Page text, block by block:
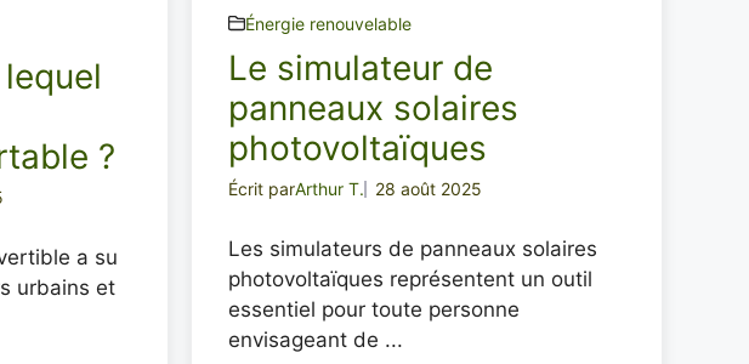
?
a su
urbains et
Énergie renouvelable
Le simulateur de
panneaux solaires
photovoltaïques
Écrit parArthur T. 28 août 2025
Les simulateurs de panneaux solaires
photovoltaïques représentent un outil
essentiel pour toute personne
envisageant de ...